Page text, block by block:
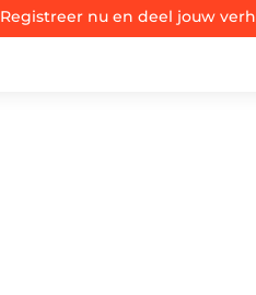
Registreer nu en deel jouw